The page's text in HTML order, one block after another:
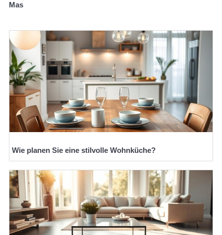
Mas
Wie planen Sie eine stilvolle Wohnküche?